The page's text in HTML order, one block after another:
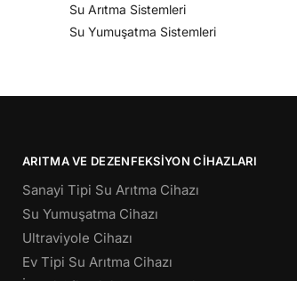
Su Arıtma Sistemleri
Su Yumuşatma Sistemleri
ARITMA VE DEZENFEKSIYON CIHAZLARI
Sanayi Tipi Su Arıtma Cihazı
Su Yumuşatma Cihazı
Ultraviyole Cihazı
Ev Tipi Su Arıtma Cihazı